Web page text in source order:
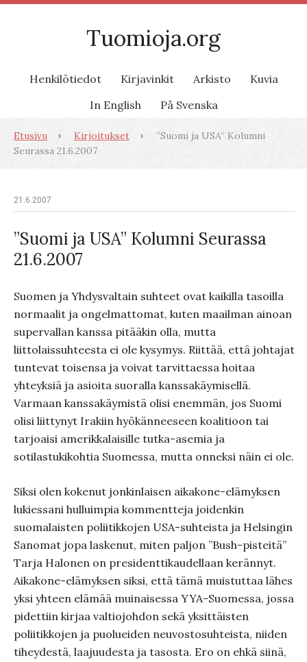
Tuomioja.org
Henkilötiedot Kirjavinkit Arkisto
Kuvia
In English
På Svenska
Etusivu Kirjoitukset
”Suomi ja USA” Kolumni
Seurassa 21.6.2007
21.6.2007
”Suomi ja USA” Kolumni Seurassa
21.6.2007
Suomen ja Yhdysvaltain suhteet ovat kaikilla tasoilla
normaalit ja ongelmattomat, kuten maailman ainoan
supervallan kanssa pitääkin olla, mutta
liittolaissuhteesta ei ole kysymys. Riittää, että johtajat
tuntevat toisensa ja voivat tarvittaessa hoitaa
yhteyksiä ja asioita suoralla kanssakäymisellä.
Varmaan kanssakäymistä olisi enemmän, jos Suomi
olisi liittynyt Irakiin hyökänneeseen koalitioon tai
tarjoaisi amerikkalaisille tutka-asemia ja
sotilastukikohtia Suomessa, mutta onneksi näin ei ole.
Siksi olen kokenut jonkinlaisen aikakone-elämyksen
lukiessani hulluimpia kommentteja joidenkin
suomalaisten poliitikkojen USA-suhteista ja Helsingin
Sanomat jopa laskenut, miten paljon ”Bush-pisteitä”
Tarja Halonen on presidenttikaudellaan kerännyt.
Aikakone-elämyksen siksi, että tämä muistuttaa lähes
yksi yhteen elämää muinaisessa YYA-Suomessa, jossa
pidettiin kirjaa valtiojohdon sekä yksittäisten
poliitikkojen ja puolueiden neuvostosuhteista, niiden
tiheydestä, laajuudesta ja tasosta. Ero on ehkä siinä,